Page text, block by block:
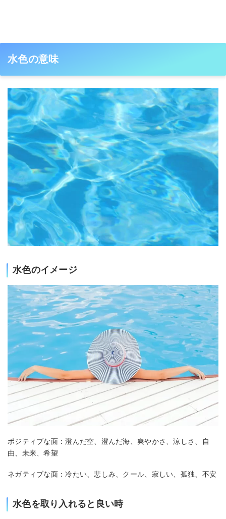
水色の意味
水色のイメージ
ポジティブな面：澄んだ空、澄んだ海、爽やかさ、涼しさ、自
由、未来、希望
ネガティブな面：冷たい、悲しみ、クール、寂しい、孤独、不安
水色を取り入れると良い時